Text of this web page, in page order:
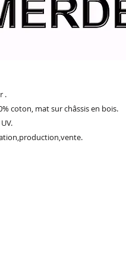
.
coton, mat sur châssis en bois.